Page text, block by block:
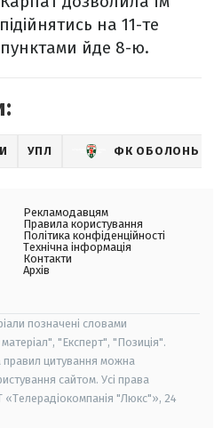
на 11-те
пунктами йде 8-ю.
УПЛ ФК ОБОЛОНЬ
Рекламодавцям
Правила користування
Політика конфіденційності
Технічна інформація
Контакти
Архів
позначені словами
"Експерт", "Позиція".
цитування можна
сайтом. Усі права
"Люкс"», 24